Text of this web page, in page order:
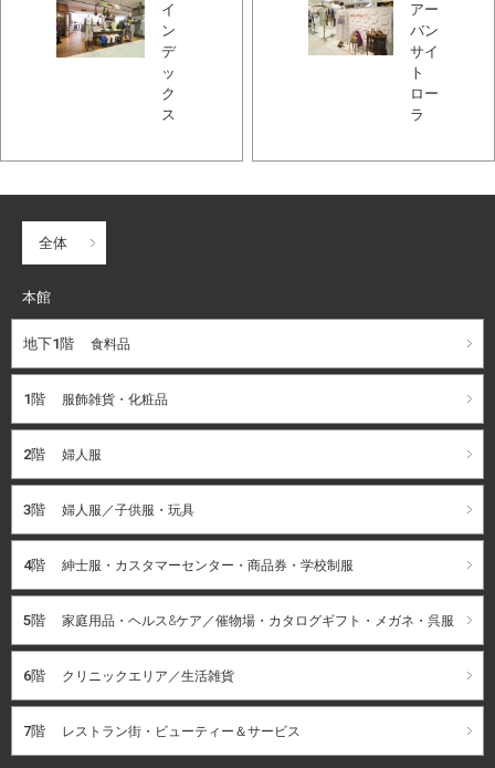
イ
ン
デ
ッ
ク
ス
アー
バン
サイ
ト
ロー
ラ
全体
本館
地下1階 食料品
1階 服飾雑貨・化粧品
2階 婦人服
3階 婦人服／子供服・玩具
4階 紳士服・カスタマーセンター・商品券・学校制服
5階 家庭用品・ヘルス&ケア／催物場・カタログギフト・メガネ・呉服
6階 クリニックエリア／生活雑貨
7階 レストラン街・ビューティー＆サービス